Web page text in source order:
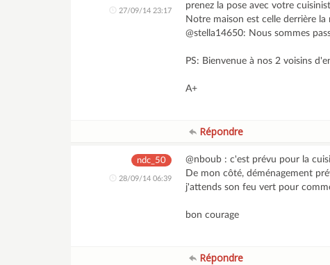
27/09/14 23:17
prenez la pose avec votre
Notre maison est celle derrière
@stella14650: Nous sommes
PS: Bienvenue à nos 2 voisins
A+
Répondre
ndc_50
28/09/14 06:39
@nboub : c'est prévu pour la
De mon côté, déménagement
j'attends son feu vert pour
bon courage
Répondre